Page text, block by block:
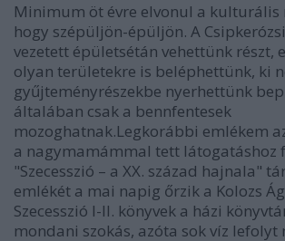
Minimum öt évre elvonul a kulturális
hogy szépüljön-épüljön. A
vezetett épületsétán vehettünk részt,
olyan területekre is beléphettünk, ki
gyűjteményrészekbe nyerhettünk
általában csak a bennfentesek
mozoghatnak.Legkorábbi emlékem
a nagymamámmal tett látogatáshoz
"Szecesszió – a XX. század hajnala"
emlékét a mai napig őrzik a Kolozs
Szecesszió I-II. könyvek a házi
mondani szokás, azóta sok víz lefolyt